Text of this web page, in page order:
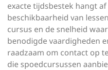
exacte tijdsbestek hangt
beschikbaarheid van
cursus en de snelheid
benodigde vaardigheden
raadzaam om contact op
die spoedcursussen